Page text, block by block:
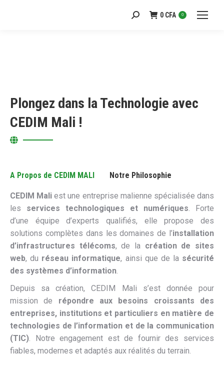
Recherche
0 CFA 0
Plongez dans la Technologie avec
CEDIM Mali !
A Propos de CEDIM MALI Notre Philosophie
CEDIM Mali est une entreprise malienne spécialisée dans
les services technologiques et numériques. Forte
d’une équipe d’experts qualifiés, elle propose des
solutions complètes dans les domaines de l’installation
d’infrastructures télécoms, de la création de sites
web, du réseau informatique, ainsi que de la sécurité
des systèmes d’information.
Depuis sa création, CEDIM Mali s’est donnée pour
mission de répondre aux besoins croissants des
entreprises, institutions et particuliers en matière de
technologies de l’information et de la communication
(TIC). Notre engagement est de fournir des services
fiables, modernes et adaptés aux réalités du terrain.